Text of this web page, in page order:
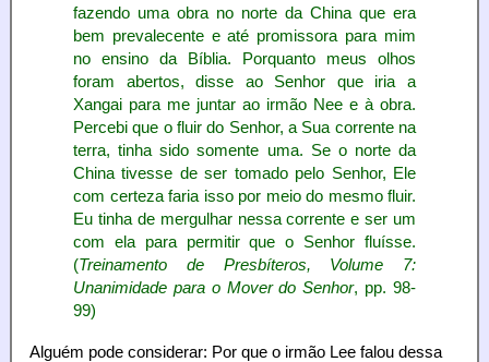
fazendo uma obra no norte da China que era
bem prevalecente e até promissora para mim
no ensino da Bíblia. Porquanto meus olhos
foram abertos, disse ao Senhor que iria a
Xangai para me juntar ao irmão Nee e à obra.
Percebi que o fluir do Senhor, a Sua corrente na
terra, tinha sido somente uma. Se o norte da
China tivesse de ser tomado pelo Senhor, Ele
com certeza faria isso por meio do mesmo fluir.
Eu tinha de mergulhar nessa corrente e ser um
com ela para permitir que o Senhor fluísse.
(Treinamento de Presbíteros, Volume 7:
Unanimidade para o Mover do Senhor, pp. 98-
99)
Alguém pode considerar: Por que o irmão Lee falou dessa